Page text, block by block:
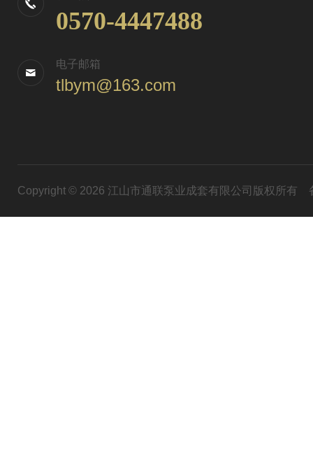
0570-4447488
电子邮箱
tlbym@163.com
Copyright © 2026 江山市通联泵业成套有限公司版权所有